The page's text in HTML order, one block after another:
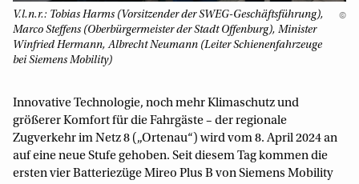
V.l.n.r.: Tobias Harms (Vorsitzender der SWEG-Geschäftsführung),
Marco Steffens (Oberbürgermeister der Stadt Offenburg), Minister
Winfried Hermann, Albrecht Neumann (Leiter Schienenfahrzeuge
bei Siemens Mobility)
©
Innovative Technologie, noch mehr Klimaschutz und
größerer Komfort für die Fahrgäste – der regionale
Zugverkehr im Netz 8 („Ortenau“) wird vom 8. April 2024 an
auf eine neue Stufe gehoben. Seit diesem Tag kommen die
ersten vier Batteriezüge Mireo Plus B von Siemens Mobility